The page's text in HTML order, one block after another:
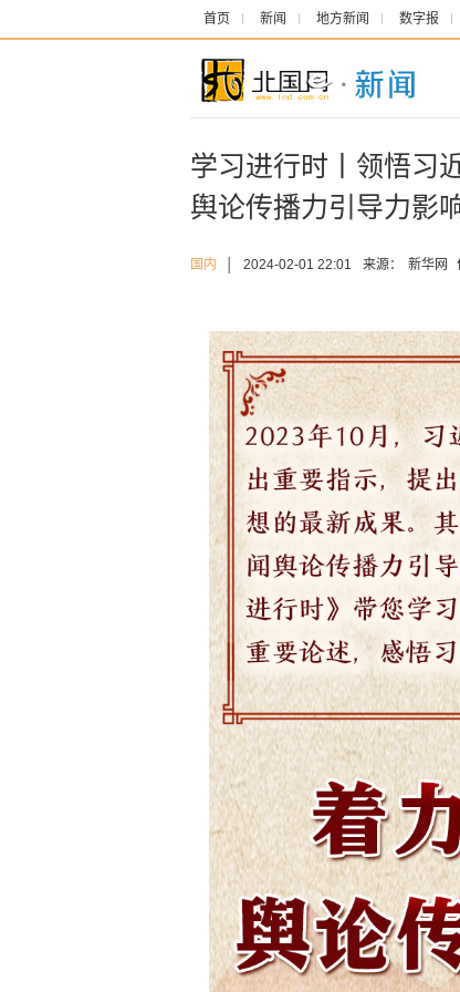
首页 新闻 地方新闻 数字报
学习进行时丨领悟习
舆论传播力引导力影
国内 2024-02-01 22:01 来源： 新华网